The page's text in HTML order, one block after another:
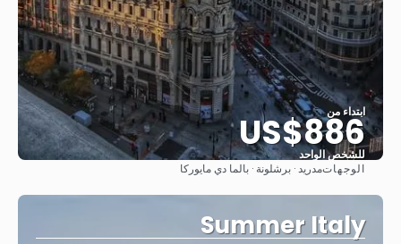
ابتداء من
US$886
للشخص الواحد
شاهد
الوجهاتمدريد · برشلونة · بالما دي مايوركا
Summer Italy